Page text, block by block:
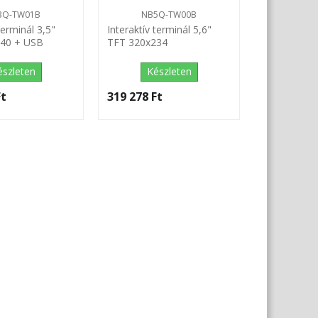
TW01B
3,5"
+ USB
NB5Q-TW00B
Interaktív terminál 5,6"
TFT 320x234
Készleten
319 278 Ft‎